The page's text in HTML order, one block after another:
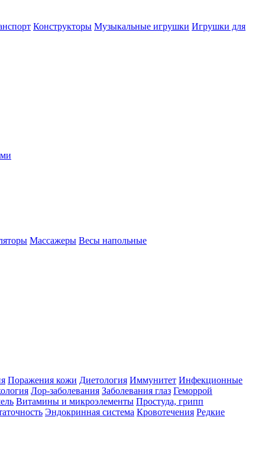
Конструкторы Музыкальные игрушки Игрушки для
Массажеры Весы напольные
Поражения кожи Диетология Иммунитет Инфекционные
Лор-заболевания Заболевания глаз Геморрой
Витамины и микроэлементы Простуда, грипп
Эндокринная система Кровотечения Редкие